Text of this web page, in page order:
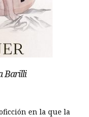
Barilli
en la que la